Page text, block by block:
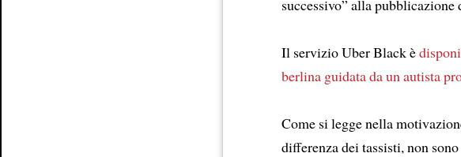
successivo” alla pubblicazione
Il servizio Uber Black è
berlina guidata da un autista
Come si legge nella
differenza dei tassisti, non